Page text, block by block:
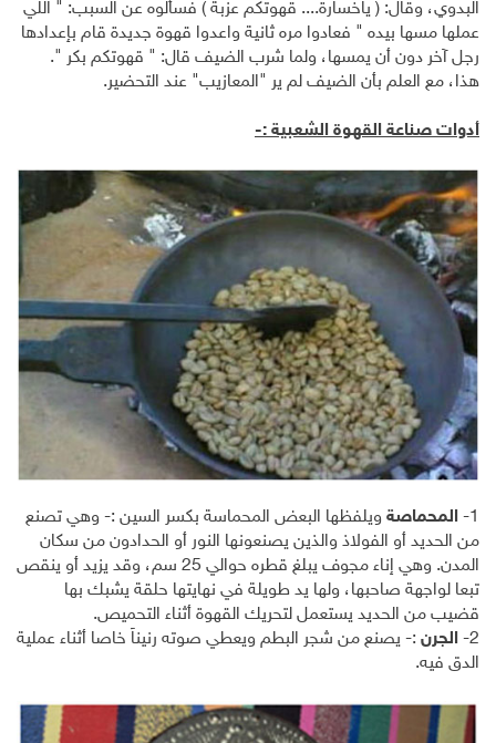
البدوي، وقال: ( ياخسارة.... قهوتكم عزبة ) فسألوه عن السبب: " اللي
عملها مسها بيده " فعادوا مره ثانية واعدوا قهوة جديدة قام بإعدادها
رجل آخر دون أن يمسها، ولما شرب الضيف قال: " قهوتكم بكر ".
هذا، مع العلم بأن الضيف لم ير "المعازيب" عند التحضير.
أدوات صناعة القهوة الشعبية :-
1- المحماصة ويلفظها البعض المحماسة بكسر السين :- وهي تصنع
من الحديد أو الفولاذ والذين يصنعونها النور أو الحدادون من سكان
المدن. وهي إناء مجوف يبلغ قطره حوالي 25 سم، وقد يزيد أو ينقص
تبعا لواجهة صاحبها، ولها يد طويلة في نهايتها حلقة يشبك بها
قضيب من الحديد يستعمل لتحريك القهوة أثناء التحميص.
2- الجرن :- يصنع من شجر البطم ويعطي صوته رنيناً خاصا أثناء عملية
الدق فيه.